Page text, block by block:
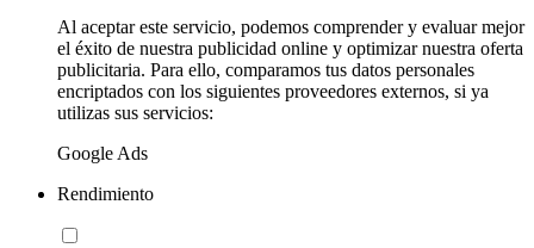
Al aceptar este servicio, podemos comprender y evaluar mejor
el éxito de nuestra publicidad online y optimizar nuestra oferta
publicitaria. Para ello, comparamos tus datos personales
encriptados con los siguientes proveedores externos, si ya
utilizas sus servicios:
Google Ads
Rendimiento